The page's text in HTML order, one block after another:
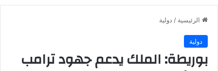
الرئيسية / دولية
دولية
بوريطة: الملك يدعم جهود ترامب